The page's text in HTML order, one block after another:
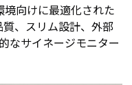
向けに最適化された
、スリム設計、外部
なサイネージモニター